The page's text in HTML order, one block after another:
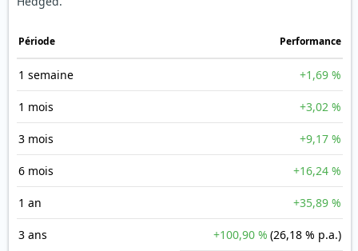
Période Performance
1 semaine +1,69 %
1 mois +3,02 %
3 mois +9,17 %
6 mois +16,24 %
1 an +35,89 %
3 ans +100,90 % (26,18 % p.a.)